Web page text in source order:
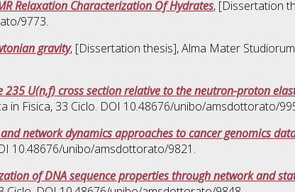
Relaxation Characterization Of Hydrates, [Dissertation
9773.
gravity, [Dissertation thesis], Alma Mater
U(n,f) cross section relative to the neutron-proton
in Fisica, 33 Ciclo. DOI 10.48676/unibo/amsdottorato/
network dynamics approaches to cancer genomics
10.48676/unibo/amsdottorato/9821.
of DNA sequence properties through network and